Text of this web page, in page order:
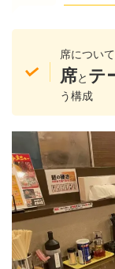
席につい
席と テ
う構成